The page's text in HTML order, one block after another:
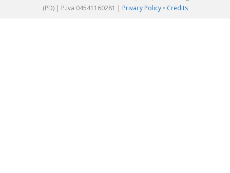
(PD) | P.Iva 04541160281 | Privacy Policy• Credits